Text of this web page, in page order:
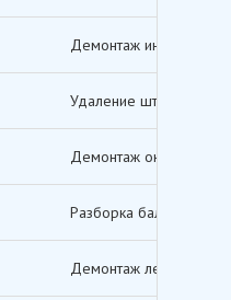
Демонтаж инженерных
Удаление штукатурки,
Демонтаж оконных и
Разборка балконов и
Демонтаж лестничных